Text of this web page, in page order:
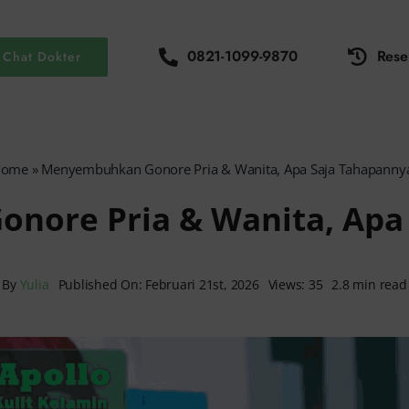
Chat Dokter 0821-1099-9870
» Menyembuhkan Gonore Pria & Wanita, Apa Saja
Pria & Wanita,
By Yulia Published On: Februari 21st, 2026 Views: 35 2.8 min read